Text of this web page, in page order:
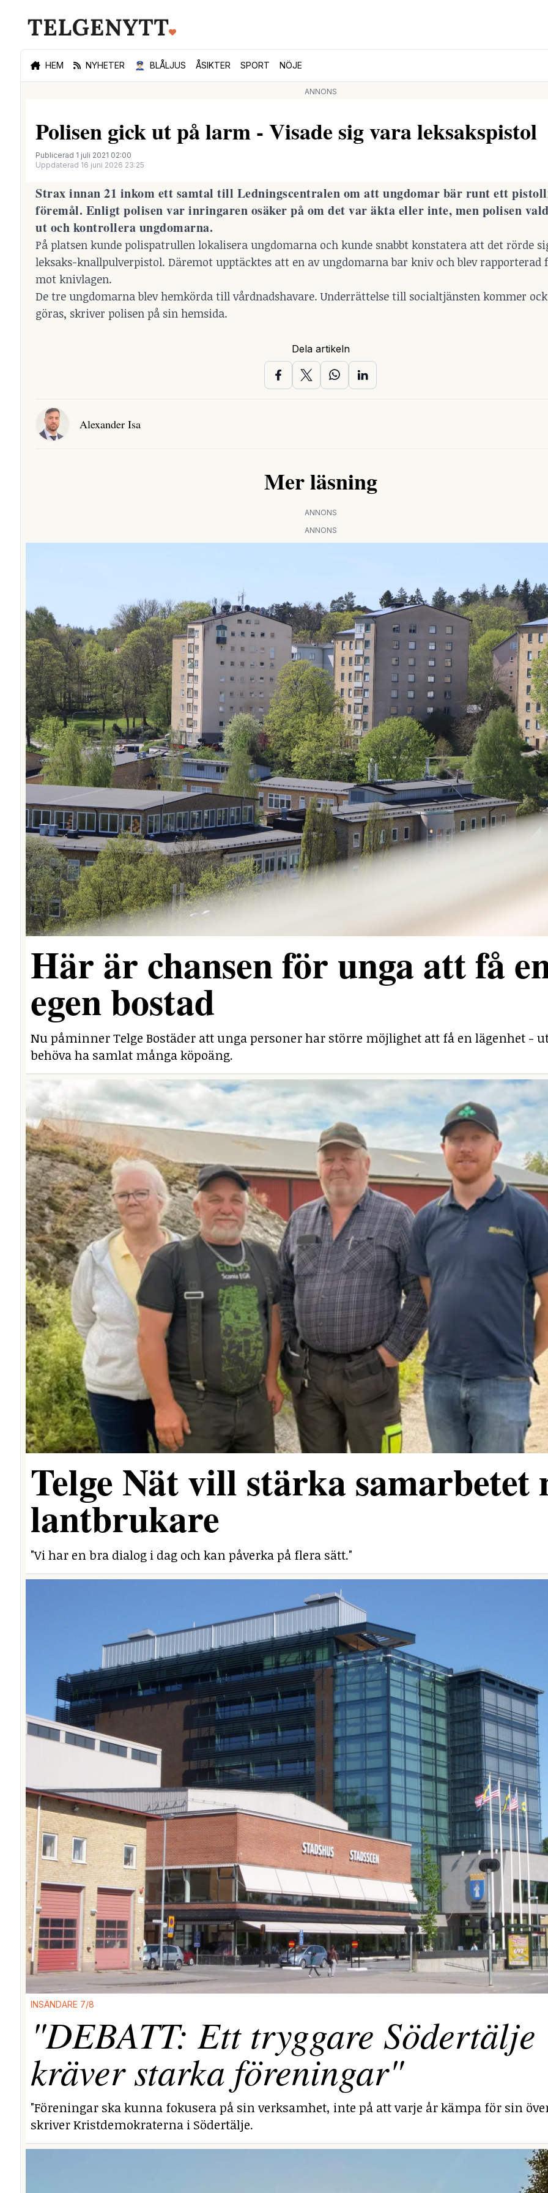
HEM NYHETER 👮🏻‍♂️ BLÅLJUS ÅSIKTER SPORT NÖJE
ANNONS
Polisen gick ut på larm - Visade sig vara leksakspistol
Publicerad 1 juli 2021 02:00
Uppdaterad 16 juni 2026 23:25
Strax innan 21 inkom ett samtal till Ledningscentralen om att ungdomar bär runt ett
föremål. Enligt polisen var inringaren osäker på om det var äkta eller inte, men polisen
ut och kontrollera ungdomarna.
På platsen kunde polispatrullen lokalisera ungdomarna och kunde snabbt konstatera att det rörde
leksaks-knallpulverpistol. Däremot upptäcktes att en av ungdomarna bar kniv och blev rapporterad
mot knivlagen.
De tre ungdomarna blev hemkörda till vårdnadshavare. Underrättelse till socialtjänsten kommer
göras, skriver polisen på sin hemsida.
Dela artikeln
Alexander Isa
Mer läsning
ANNONS
ANNONS
Här är chansen för unga att få
egen bostad
Nu påminner Telge Bostäder att unga personer har större möjlighet att få en lägenhet -
behöva ha samlat många köpoäng.
Telge Nät vill stärka samarbetet
lantbrukare
"Vi har en bra dialog i dag och kan påverka på flera sätt."
INSÄNDARE 7/8
"DEBATT: Ett tryggare Södertälje
kräver starka föreningar"
"Föreningar ska kunna fokusera på sin verksamhet, inte på att varje år kämpa för sin
skriver Kristdemokraterna i Södertälje.